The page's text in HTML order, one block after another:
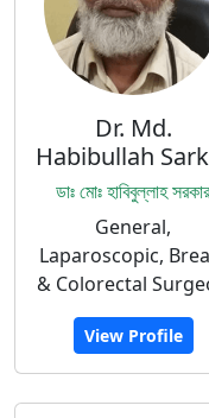
Dr. Md.
Habibullah
ডাঃ মোঃ হাবিবুল্লাহ সরকার
General,
Laparoscopic,
& Colorectal
View Profile